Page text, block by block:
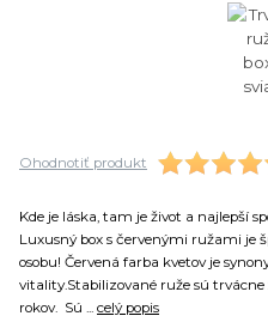
Ohodnotiť produkt
Kde je láska, tam je život a najlepší
Luxusný box s červenými ružami je
osobu! Červená farba kvetov je
vitality.Stabilizované ruže sú
rokov. Sú ... celý popis